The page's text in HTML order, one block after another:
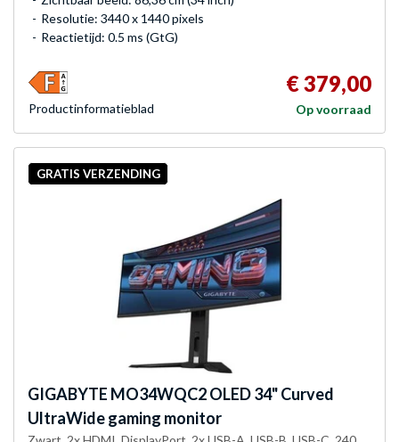
Resolutie: 3440 x 1440 pixels
Reactietijd: 0.5 ms (GtG)
€ 379,00
Op voorraad
Product­informatieblad
GRATIS VERZENDING
GIGABYTE MO34WQC2 OLED 34" Curved
UltraWide gaming monitor